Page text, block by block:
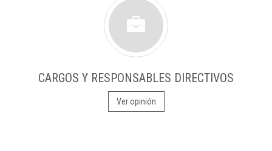
CARGOS Y RESPONSABLES DIRECTIVOS
Ver opinión